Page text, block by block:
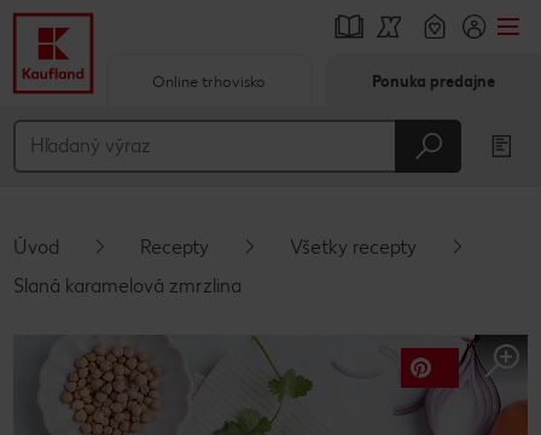
Hlavný obsah
Vyskakovací bočný panel
Online trhovisko Ponuka predajne
Úvod Recepty
Všetky recepty
Slaná karamelová zmrzlina